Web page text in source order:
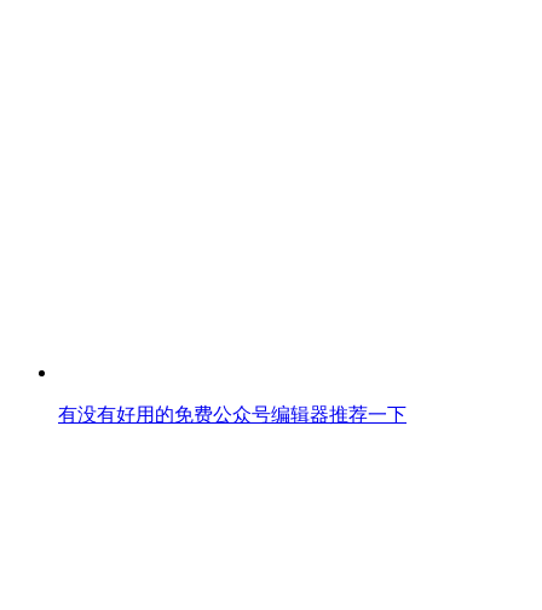
有没有好用的免费公众号编辑器推荐一下